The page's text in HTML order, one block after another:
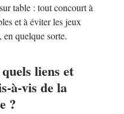
table : tout concourt à
et à éviter les jeux
en quelque sorte.
liens et
à-vis de la
?